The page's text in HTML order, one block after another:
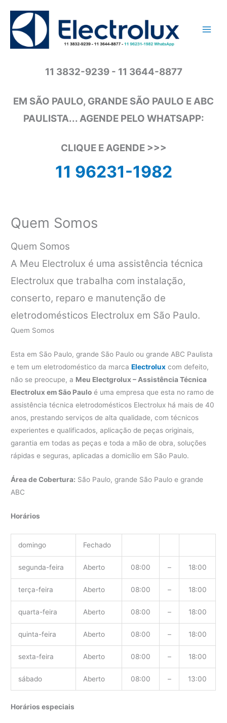
conteúdo
11 3832-9239 - 11 3644-8877
EM SÃO PAULO, GRANDE SÃO PAULO E ABC
PAULISTA... AGENDE PELO WHATSAPP:
CLIQUE E AGENDE >>>
11 96231-1982
Quem Somos
Quem Somos
A Meu Electrolux é uma assistência técnica
Electrolux que trabalha com instalação,
conserto, reparo e manutenção de
eletrodomésticos Electrolux em São Paulo.
Quem Somos
Esta em São Paulo, grande São Paulo ou grande ABC Paulista
e tem um eletrodoméstico da marcaElectrolux com defeito,
não se preocupe, a Meu Electgrolux – Assistência Técnica
Electrolux em São Paulo é uma empresa que esta no ramo de
assistência técnica eletrodomésticos Electrolux há mais de 40
anos, prestando serviços de alta qualidade, com técnicos
experientes e qualificados, aplicação de peças originais,
garantia em todas as peças e toda a mão de obra, soluções
rápidas e seguras, aplicadas a domicílio em São Paulo.
Área de Cobertura: São Paulo, grande São Paulo e grande
ABC
Horários
domingo Fechado
segunda-feira Aberto 08:00 – 18:00
terça-feira Aberto 08:00 – 18:00
quarta-feira Aberto 08:00 – 18:00
quinta-feira Aberto 08:00 – 18:00
sexta-feira Aberto 08:00 – 18:00
sábado Aberto 08:00 – 13:00
Horários especiais